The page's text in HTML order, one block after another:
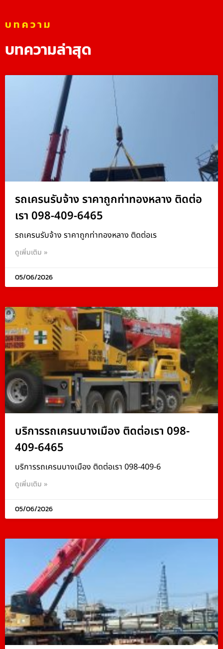
บทความ
บทความล่าสุด
รถเครนรับจ้าง ราคาถูกท่าทองหลาง ติดต่อ
เรา 098-409-6465
รถเครนรับจ้าง ราคาถูกท่าทองหลาง ติดต่อเร
ดูเพิ่มเติม »
05/06/2026
บริการรถเครนบางเมือง ติดต่อเรา 098-
409-6465
บริการรถเครนบางเมือง ติดต่อเรา 098-409-6
ดูเพิ่มเติม »
05/06/2026